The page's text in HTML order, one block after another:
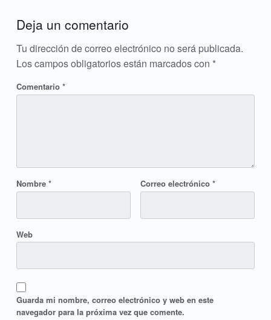
Deja un comentario
Tu dirección de correo electrónico no será publicada.
Los campos obligatorios están marcados con *
Comentario *
Nombre * Correo electrónico *
Web
Guarda mi nombre, correo electrónico y web en este
navegador para la próxima vez que comente.